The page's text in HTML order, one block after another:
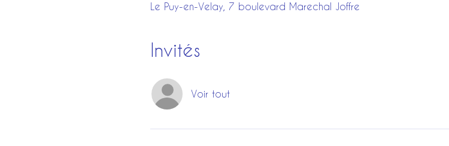
Le Puy-en-Velay, 7 boulevard Marechal Joffre
Invités
Voir tout